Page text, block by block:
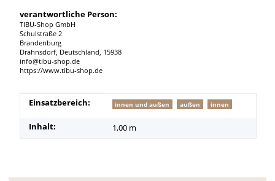
verantwortliche Person:
TIBU-Shop GmbH
Schulstraße 2
Brandenburg
Drahnsdorf, Deutschland, 15938
info@tibu-shop.de
https://www.tibu-shop.de
Produkteigenschaft
Wert
Einsatzbereich: innen und außen außen innen
Inhalt: 1,00 m